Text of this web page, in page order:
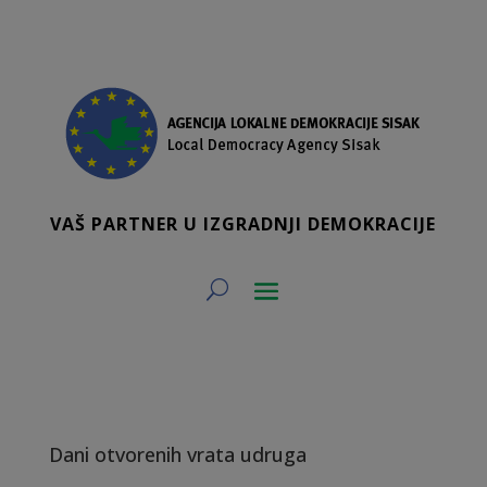
VAŠ PARTNER U IZGRADNJI DEMOKRACIJE
Dani otvorenih vrata udruga